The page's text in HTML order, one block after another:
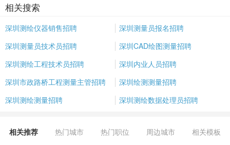
相关搜索
深圳测绘仪器销售招聘
深圳测量员报名招聘
深圳测量员技术员招聘
深圳CAD绘图测量招聘
深圳测绘工程技术员招聘
深圳内业人员招聘
深圳市政路桥工程测量主管招聘
深圳绘测测量招聘
深圳测绘测量招聘
深圳测绘数据处理员招聘
相关推荐 热门城市 热门职位 周边城市 相关模板